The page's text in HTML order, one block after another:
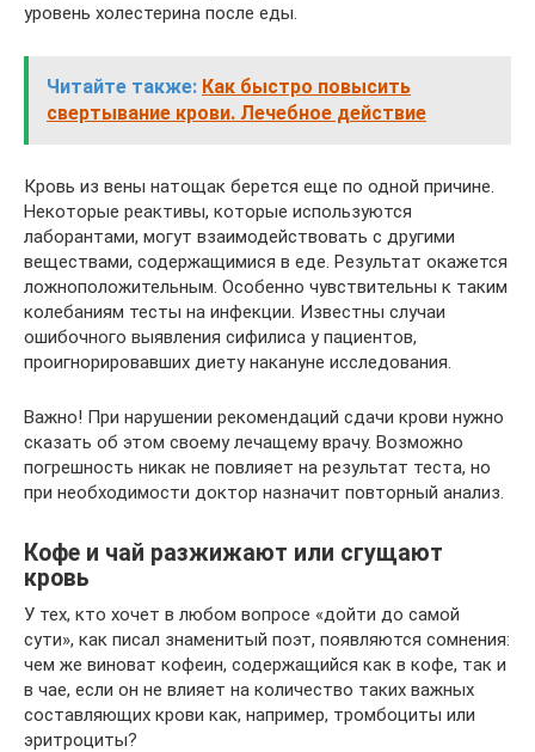
уровень холестерина после еды.
Читайте также: Как быстро повысить
свертывание крови. Лечебное действие
Кровь из вены натощак берется еще по одной причине.
Некоторые реактивы, которые используются
лаборантами, могут взаимодействовать с другими
веществами, содержащимися в еде. Результат окажется
ложноположительным. Особенно чувствительны к таким
колебаниям тесты на инфекции. Известны случаи
ошибочного выявления сифилиса у пациентов,
проигнорировавших диету накануне исследования.
Важно! При нарушении рекомендаций сдачи крови нужно
сказать об этом своему лечащему врачу. Возможно
погрешность никак не повлияет на результат теста, но
при необходимости доктор назначит повторный анализ.
Кофе и чай разжижают или сгущают
кровь
У тех, кто хочет в любом вопросе «дойти до самой
сути», как писал знаменитый поэт, появляются сомнения:
чем же виноват кофеин, содержащийся как в кофе, так и
в чае, если он не влияет на количество таких важных
составляющих крови как, например, тромбоциты или
эритроциты?